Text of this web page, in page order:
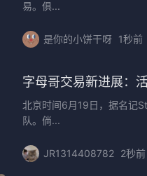
易。俱...
是你的小饼干呀 1秒前
字母哥交易新进展：
北京时间6月19日，据名记
队。倘...
JR1314408782 2秒前